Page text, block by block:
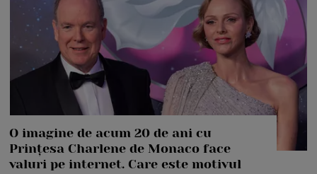
O imagine de acum 20 de ani cu
Prințesa Charlene de Monaco face
valuri pe internet. Care este motivul